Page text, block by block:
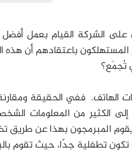
الشركة القيام بعمل
باعتقادهم أن
تُجمَع؟
الهاتف. ففي الحقيقة
الكثير من المعلومات
المبرمجون بهذا عن طريق
تطفلية جدًا، حيث تقوم